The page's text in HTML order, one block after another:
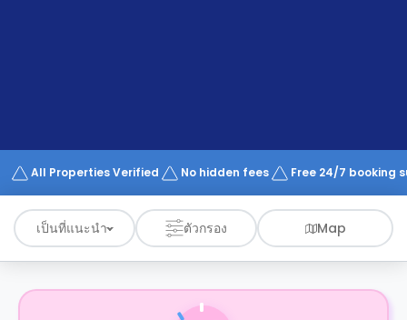
Works
All Properties Verified No hidden fees Free 24/7 booking
เป็นที่แนะนำ ตัวกรอง Map